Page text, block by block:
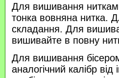
Для вишивання
тонка вовняна нитка.
складання. Для
вишивайте в повну
Для вишивання
аналогічний калібр